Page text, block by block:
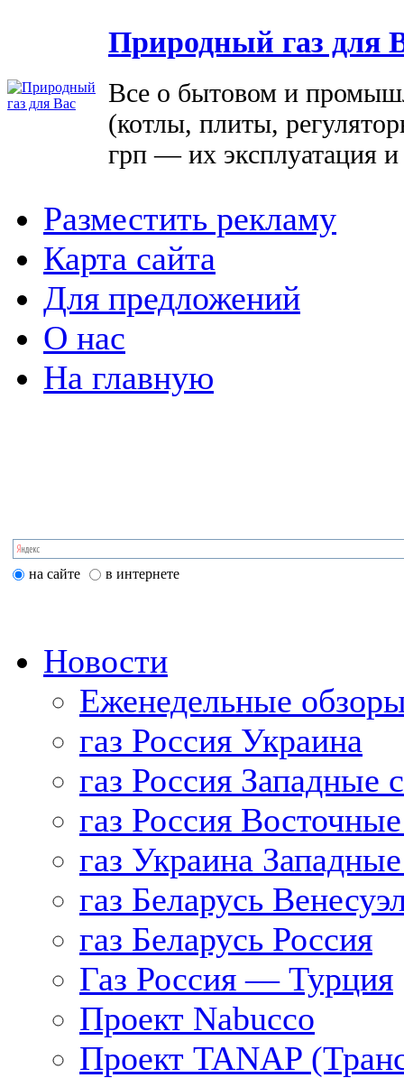
Природный газ для
Все о бытовом и
(котлы, плиты,
грп — их эксплуатация
Разместить рекламу
Карта сайта
Для предложений
О нас
На главную
на сайте в интернете
Новости
Еженедельные
газ Россия Украина
газ Россия Западные
газ Россия
газ Украина
газ Беларусь
газ Беларусь Россия
Газ Россия — Турция
Проект Nabucco
Проект TANAP